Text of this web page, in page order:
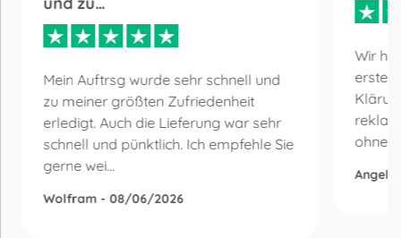
Mein Auftrsg wurde sehr schnell und
zu meiner größten Zufriedenheit
erledigt. Auch die Lieferung war sehr
schnell und pünktlich. Ich empfehle Sie
gerne wei...
Wolfram - 08/06/2026
Wir
erste
ohne